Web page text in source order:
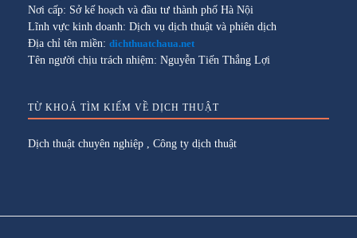
Nơi cấp: Sở kế hoạch và đầu tư thành phố Hà Nội
Lĩnh vực kinh doanh: Dịch vụ dịch thuật và phiên dịch
Địa chỉ tên miền: dichthuatchaua.net
Tên người chịu trách nhiệm: Nguyễn Tiến Thắng Lợi
TỪ KHOÁ TÌM KIẾM VỀ DỊCH THUẬT
Dịch thuật chuyên nghiệp Công ty dịch thuật